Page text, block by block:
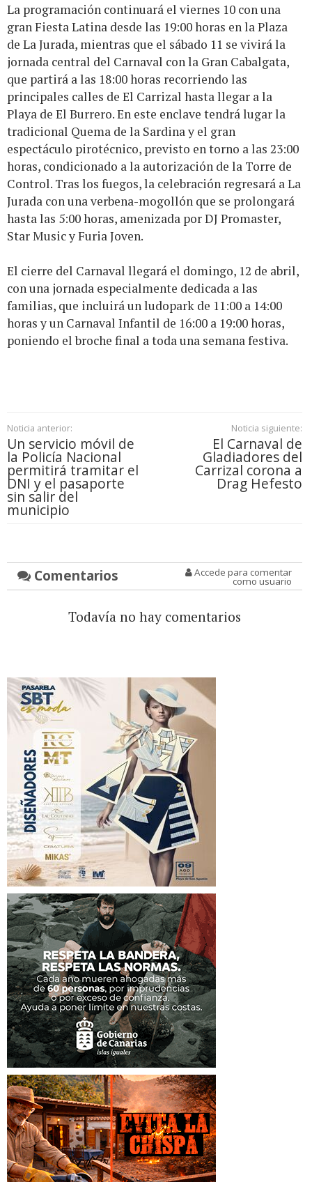
La programación continuará el viernes 10 con una
gran Fiesta Latina desde las 19:00 horas en la Plaza
de La Jurada, mientras que el sábado 11 se vivirá la
jornada central del Carnaval con la Gran Cabalgata,
que partirá a las 18:00 horas recorriendo las
principales calles de El Carrizal hasta llegar a la
Playa de El Burrero. En este enclave tendrá lugar la
tradicional Quema de la Sardina y el gran
espectáculo pirotécnico, previsto en torno a las 23:00
horas, condicionado a la autorización de la Torre de
Control. Tras los fuegos, la celebración regresará a La
Jurada con una verbena-mogollón que se prolongará
hasta las 5:00 horas, amenizada por DJ Promaster,
Star Music y Furia Joven.
El cierre del Carnaval llegará el domingo, 12 de abril,
con una jornada especialmente dedicada a las
familias, que incluirá un ludopark de 11:00 a 14:00
horas y un Carnaval Infantil de 16:00 a 19:00 horas,
poniendo el broche final a toda una semana festiva.
Noticia anterior:
Un servicio móvil de
la Policía Nacional
permitirá tramitar el
DNI y el pasaporte
sin salir del
municipio
Noticia siguiente:
El Carnaval de
Gladiadores del
Carrizal corona a
Drag Hefesto
Comentarios Accede para comentar
como usuario
Todavía no hay comentarios